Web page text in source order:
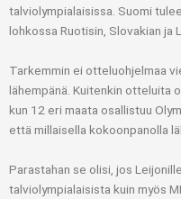
talviolympialaisissa. Suomi
lohkossa Ruotisin, Slovakian ja
Tarkemmin ei otteluohjelmaa
lähempänä. Kuitenkin otteluita
kun 12 eri maata osallistuu
että millaisella kokoonpanolla
Parastahan se olisi, jos
talviolympialaisista kuin myös